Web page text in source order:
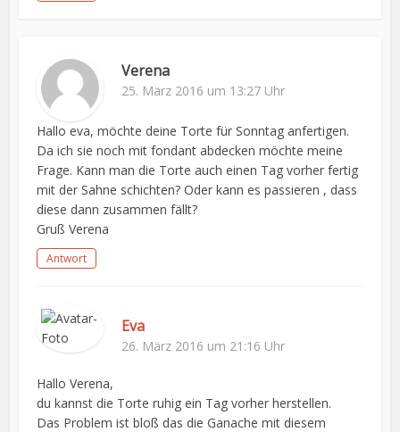
Verena
25. März 2016 um 13:27 Uhr
Hallo eva, möchte deine Torte für Sonntag anfertigen.
Da ich sie noch mit fondant abdecken möchte meine
Frage. Kann man die Torte auch einen Tag vorher fertig
mit der Sahne schichten? Oder kann es passieren , dass
diese dann zusammen fällt?
Gruß Verena
Antwort
Eva
26. März 2016 um 21:16 Uhr
Hallo Verena,
du kannst die Torte ruhig ein Tag vorher herstellen.
Das Problem ist bloß das die Ganache mit diesem